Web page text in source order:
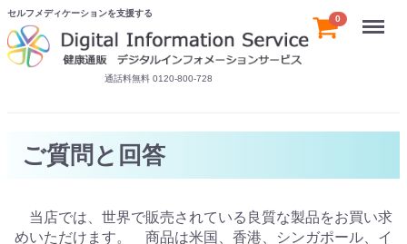
セルフメディケーションを支援する
通話料無料 0120-800-728
0 Menu
ご質問と回答
当店では、世界で販売されている良質な製品をお買い求
めいただけます。 商品は米国、香港、シンガポール、イ